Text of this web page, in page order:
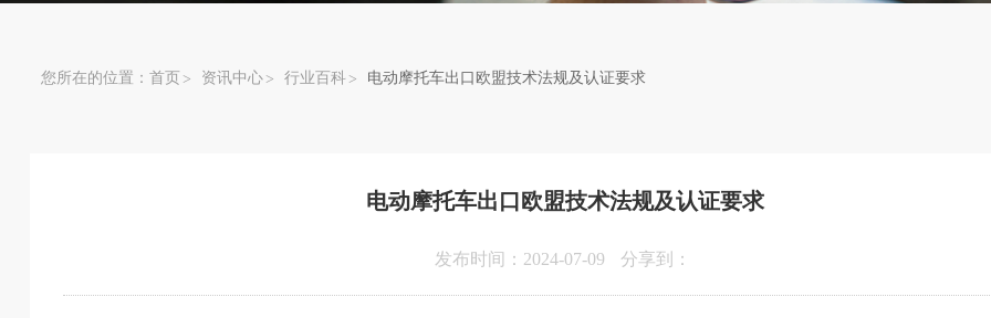
您所在的位置： 首页 资讯中心 行业百科 电动摩托车出口欧盟技术法规及认证要求
电动摩托车出口欧盟技术法规及认证要求
发布时间：2024-07-09 分享到：